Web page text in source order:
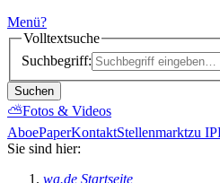
Menü?
Volltextsuche
Suchbegriff:
Suchen
⛅Fotos & Videos
AboePaperKontaktStellenmarktzu
Sie sind hier:
wa.de Startseite